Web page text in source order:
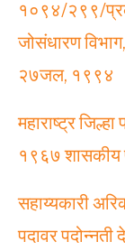
१०९४/२९९/
जोसंधारण
२७जल, १९९४
महाराष्ट्र
१९६७ शासकीय
सहाय्यकारी
पदावर